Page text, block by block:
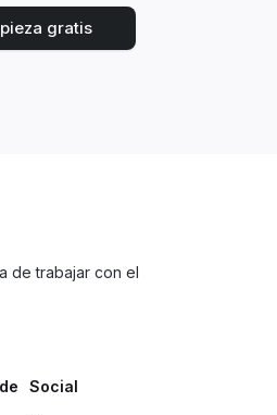
gratis
de trabajar con el
Social